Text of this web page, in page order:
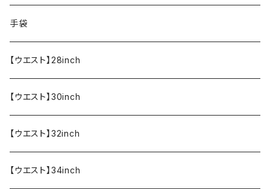
食器・調理器具
エプロン
メール便送料無料★オリジナルT
半袖Tシャツ
OUTLET!!!!!
手袋
【ウエスト】28inch
【ウエスト】30inch
【ウエスト】32inch
【ウエスト】34inch